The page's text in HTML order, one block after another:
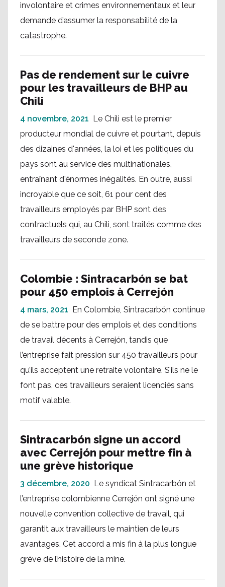
involontaire et crimes environnementaux et leur
demande d’assumer la responsabilité de la
catastrophe.
Pas de rendement sur le cuivre
pour les travailleurs de BHP au
Chili
4 novembre, 2021 Le Chili est le premier
producteur mondial de cuivre et pourtant, depuis
des dizaines d'années, la loi et les politiques du
pays sont au service des multinationales,
entraînant d'énormes inégalités. En outre, aussi
incroyable que ce soit, 61 pour cent des
travailleurs employés par BHP sont des
contractuels qui, au Chili, sont traités comme des
travailleurs de seconde zone.
Colombie : Sintracarbón se bat
pour 450 emplois à Cerrejón
4 mars, 2021 En Colombie, Sintracarbón continue
de se battre pour des emplois et des conditions
de travail décents à Cerrejón, tandis que
l’entreprise fait pression sur 450 travailleurs pour
qu’ils acceptent une retraite volontaire. S’ils ne le
font pas, ces travailleurs seraient licenciés sans
motif valable.
Sintracarbón signe un accord
avec Cerrejón pour mettre fin à
une grève historique
3 décembre, 2020 Le syndicat Sintracarbón et
l’entreprise colombienne Cerrejón ont signé une
nouvelle convention collective de travail, qui
garantit aux travailleurs le maintien de leurs
avantages. Cet accord a mis fin à la plus longue
grève de l’histoire de la mine.